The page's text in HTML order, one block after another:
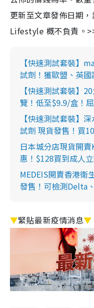
更新至文章發佈日期
Lifestyle 概不負責。
【快速測試套裝】
試劑！獲歐盟、英
【快速測試套裝】
覽！低至$9.9/盒！
【快速測試套裝】
試劑 現貨發售！買
日本城分店現貨開
惠！$128買到成人
MEDEIS開賣香港衛
發售！可檢測Delta
▼緊貼最新疫情消息▼